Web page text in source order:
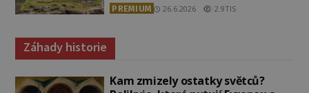
PREMIUM 26.6.2026 2.9TIS
Záhady historie
Kam zmizely ostatky světců?